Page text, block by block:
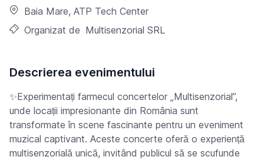
Baia Mare, ATP Tech Center
Organizat de Multisenzorial SRL
Descrierea evenimentului
✨Experimentați farmecul concertelor „Multisenzorial”,
unde locații impresionante din România sunt
transformate în scene fascinante pentru un eveniment
muzical captivant. Aceste concerte oferă o experiență
multisenzorială unică, invitând publicul să se scufunde